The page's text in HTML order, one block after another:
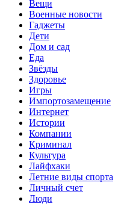
Вещи
Военные новости
Гаджеты
Дети
Дом и сад
Еда
Звёзды
Здоровье
Игры
Импортозамещение
Интернет
Истории
Компании
Криминал
Культура
Лайфхаки
Летние виды спорта
Личный счет
Люди